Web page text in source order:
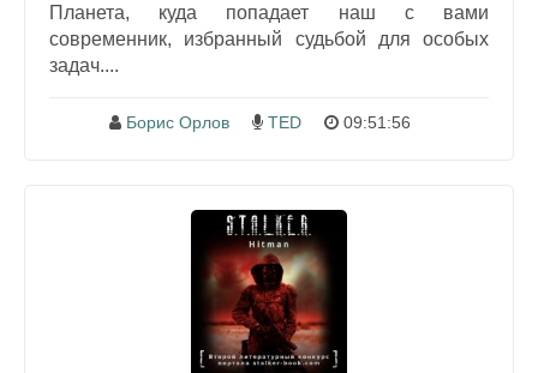
Планета, куда попадает наш с вами
современник, избранный судьбой для особых
задач....
Борис Орлов TED 09:51:56